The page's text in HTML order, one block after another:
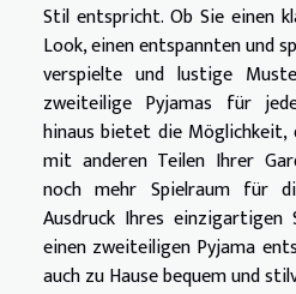
Stil entspricht. Ob Sie einen
Look, einen entspannten und
verspielte und lustige
zweiteilige Pyjamas für
hinaus bietet die
mit anderen Teilen Ihrer
noch mehr Spielraum für
Ausdruck Ihres
einen zweiteiligen Pyjama
auch zu Hause bequem und